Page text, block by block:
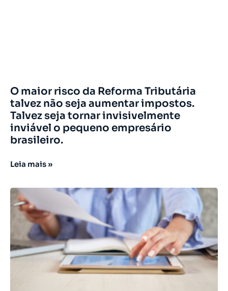
O maior risco da Reforma Tributária
talvez não seja aumentar impostos.
Talvez seja tornar invisivelmente
inviável o pequeno empresário
brasileiro.
Leia mais »